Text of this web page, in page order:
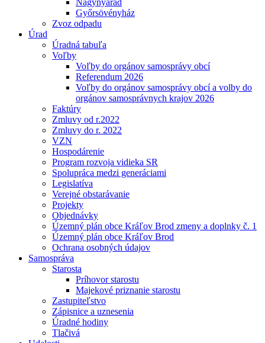
Nagynyárád
Győrsövényház
Zvoz odpadu
Úrad
Úradná tabuľa
Voľby
Voľby do orgánov samosprávy obcí
Referendum 2026
Voľby do orgánov samosprávy obcí a volby do
orgánov samosprávnych krajov 2026
Faktúry
Zmluvy od r.2022
Zmluvy do r. 2022
VZN
Hospodárenie
Program rozvoja vidieka SR
Spolupráca medzi generáciami
Legislatíva
Verejné obstarávanie
Projekty
Objednávky
Územný plán obce Kráľov Brod zmeny a doplnky č. 1
Územný plán obce Kráľov Brod
Ochrana osobných údajov
Samospráva
Starosta
Príhovor starostu
Majekové priznanie starostu
Zastupiteľstvo
Zápisnice a uznesenia
Úradné hodiny
Tlačivá